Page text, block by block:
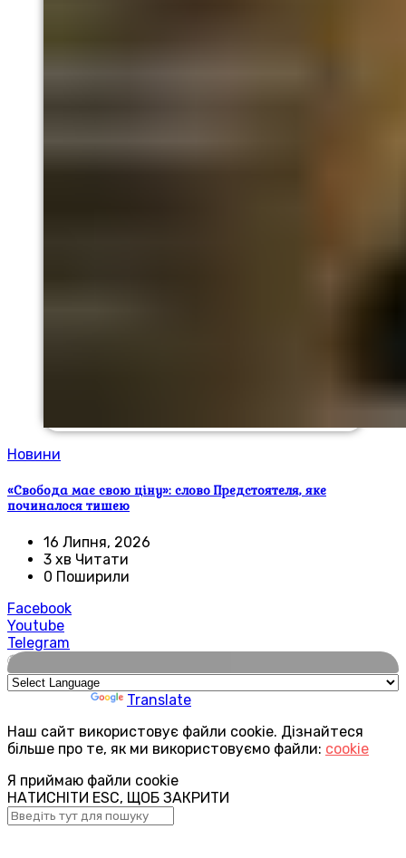
Новини
«Свобода має свою ціну»: слово Предстоятеля, яке
починалося тишею
16 Липня, 2026
3 хв Читати
0 Поширили
Facebook
Youtube
Telegram
🌍
Translate
Наш сайт використовує файли cookie. Дізнайтеся
більше про те, як ми використовуємо файли: cookie
Я приймаю файли cookie
НАТИСНІТИ ESC, ЩОБ ЗАКРИТИ